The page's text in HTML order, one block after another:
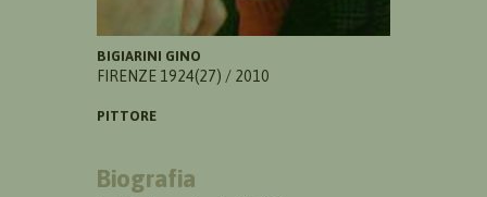
BIGIARINI GINO
FIRENZE 1924(27) / 2010
PITTORE
Biografia